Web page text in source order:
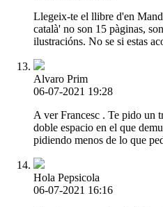
Llegeix-te el llibre d'en
català' no son 15 pàginas,
ilustracións. No se si estas
Alvaro Prim
06-07-2021 19:28
A ver Francesc . Te pido un
doble espacio en el que
pidiendo menos de lo que
Hola Pepsicola
06-07-2021 16:16